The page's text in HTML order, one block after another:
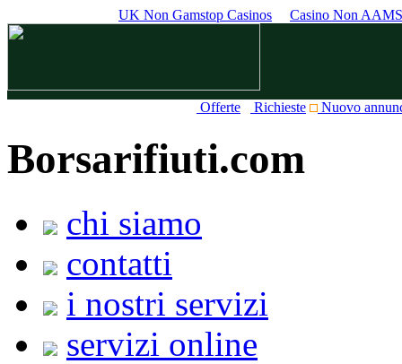
UK Non Gamstop Casinos Casino Non AAMS
Offerte Richieste Nuovo
Borsarifiuti.com
chi siamo
contatti
i nostri servizi
servizi online